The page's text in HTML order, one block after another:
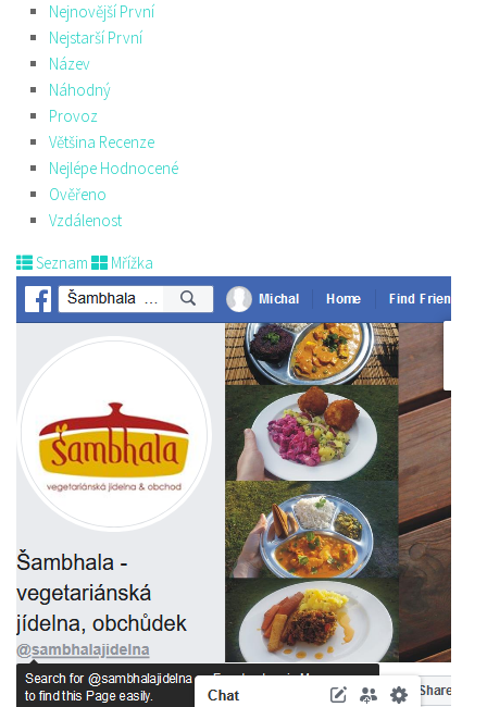
Nejnovější První
Nejstarší První
Název
Náhodný
Provoz
Většina Recenze
Nejlépe Hodnocené
Ověřeno
Vzdálenost
Seznam Mřížka